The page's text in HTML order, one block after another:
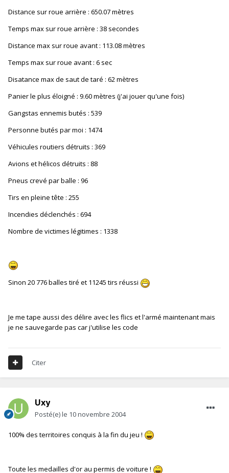
Distance sur roue arrière : 650.07 mètres
Temps max sur roue arrière : 38 secondes
Distance max sur roue avant : 113.08 mètres
Temps max sur roue avant : 6 sec
Disatance max de saut de taré : 62 mètres
Panier le plus éloigné : 9.60 mètres (j'ai jouer qu'une fois)
Gangstas ennemis butés : 539
Personne butés par moi : 1474
Véhicules routiers détruits : 369
Avions et hélicos détruits : 88
Pneus crevé par balle : 96
Tirs en pleine tête : 255
Incendies déclenchés : 694
Nombre de victimes légitimes : 1338
Sinon 20 776 balles tiré et 11245 tirs réussi
Je me tape aussi des délire avec les flics et l'armé maintenant mais
je ne sauvegarde pas car j'utilise les code
Citer
Uxy
Posté(e)le 10 novembre 2004
100% des territoires conquis à la fin du jeu !
Toute les medailles d'or au permis de voiture !